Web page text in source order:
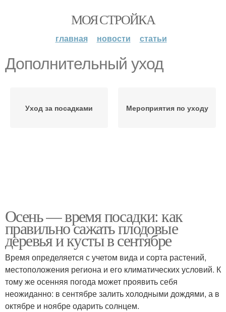
МОЯ СТРОЙКА
главная новости статьи
Дополнительный уход
Уход за посадками Мероприятия по уходу
Осень — время посадки: как
правильно сажать плодовые
деревья и кусты в сентябре
Время определяется с учетом вида и сорта растений,
местоположения региона и его климатических условий. К
тому же осенняя погода может проявить себя
неожиданно: в сентябре залить холодными дождями, а в
октябре и ноябре одарить солнцем.